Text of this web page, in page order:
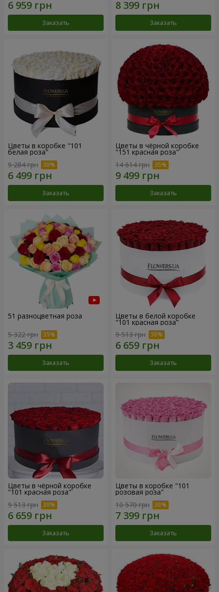
Заказать Заказать
Цветы в коробке "101
белая роза"
9 284 грн
Заказать
Цветы в чёрной коробке
"151 красная роза"
14 614 грн
Заказать
51 разноцветная роза
5 322 грн
Заказать
Цветы в белой коробке
"101 красная роза"
9 513 грн
Заказать
Цветы в чёрной коробке
"101 красная роза"
9 513 грн
Заказать
Цветы в коробке "101
розовая роза"
10 570 грн
Заказать